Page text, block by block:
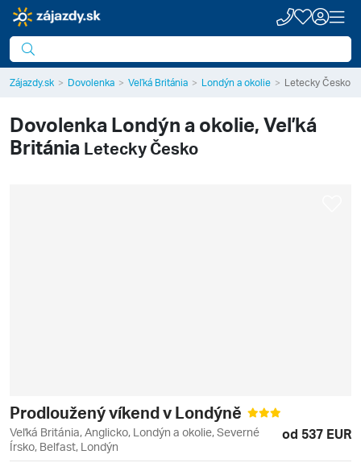
Zájazdy.sk Dovolenka Veľká Británia Londýn a okolie Letecky Česko
Dovolenka Londýn a okolie, Veľká
Británia Letecky Česko
Prodloužený víkend v Londýně
Veľká Británia, Anglicko, Londýn a okolie, Severné
Írsko, Belfast, Londýn
od 537 EUR